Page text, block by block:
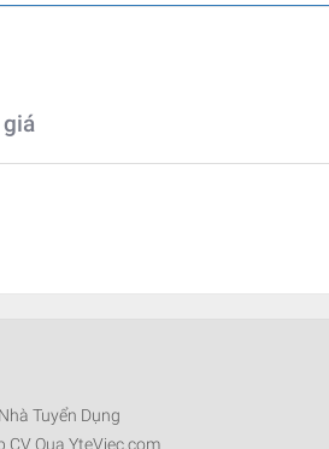
Tuyển Dụng
CV Qua YteViec.com